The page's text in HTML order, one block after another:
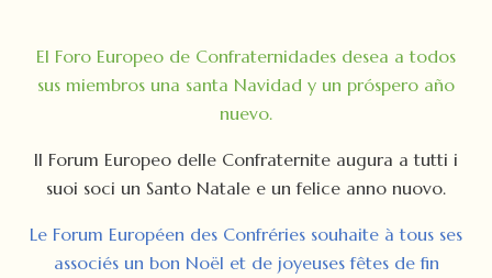
El Foro Europeo de Confraternidades desea a todos
sus miembros una santa Navidad y un próspero año
nuevo.
Il Forum Europeo delle Confraternite augura a tutti i
suoi soci un Santo Natale e un felice anno nuovo.
Le Forum Européen des Confréries souhaite à tous ses
associés un bon Noël et de joyeuses fêtes de fin